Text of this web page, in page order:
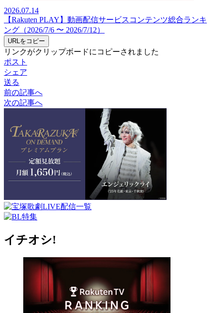
2026.07.14
【Rakuten PLAY】動画配信サービスコンテンツ総合ランキ
ング（2026/7/6 〜 2026/7/12）
URLをコピー
リンクがクリップボードにコピーされました
ポスト
シェア
送る
前の記事へ
次の記事へ
イチオシ!